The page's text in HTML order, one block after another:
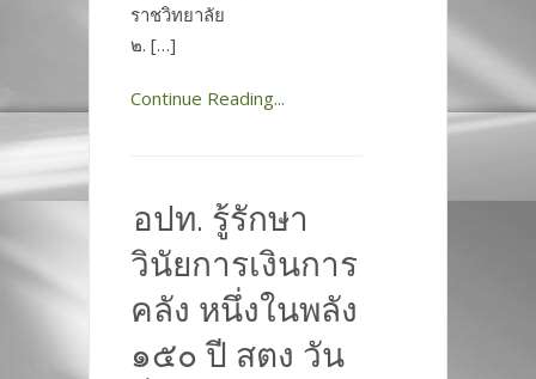
ราชวิทยาลัย
๒. […]
Continue Reading...
อปท. รู้รักษา
วินัยการเงินการ
คลัง หนึ่งในพลัง
๑๕๐ ปี สตง วัน